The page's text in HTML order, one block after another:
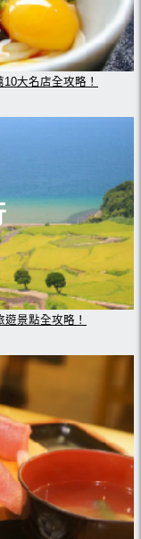
大名店全攻略！
景點全攻略！